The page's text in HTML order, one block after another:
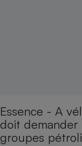
Essence - A
doit
groupes